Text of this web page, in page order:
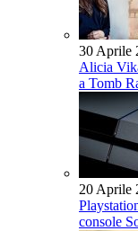
30 Aprile
Alicia
a Tomb
20 Aprile
console